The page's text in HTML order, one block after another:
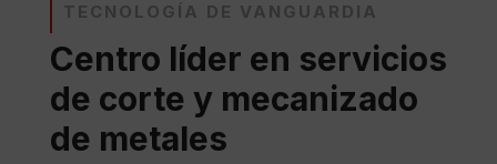
TECNOLOGÍA DE VANGUARDIA
Centro líder en servicios
de corte y mecanizado
de metales